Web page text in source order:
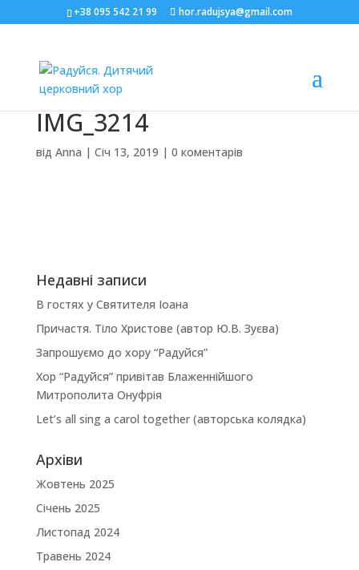
+38 095 542 21 99 hor.radujsya@gmail.com
IMG_3214
від Anna | Січ 13, 2019 | 0 коментарів
Недавні записи
В гостях у Святителя Іоана
Причастя. Тіло Христове (автор Ю.В. Зуєва)
Запрошуємо до хору “Радуйся”
Хор “Радуйся” привітав Блаженнійшого
Митрополита Онуфрія
Let’s all sing a carol together (авторська колядка)
Архіви
Жовтень 2025
Січень 2025
Листопад 2024
Травень 2024